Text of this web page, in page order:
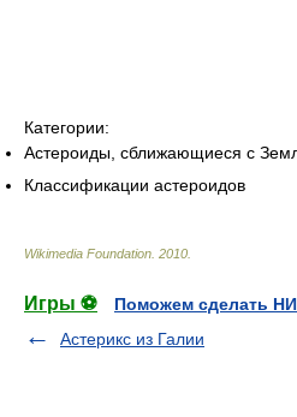
Категории:
Астероиды, сближающиеся с
Классификации астероидов
Wikimedia Foundation 2010
Игры ⚽
Поможем сделать
Астерикс из Галии